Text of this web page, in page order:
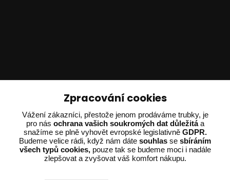
Technické poradenství
Ing. Adam Dvořák
+420 602 234 254
(Po-Pá 8:00 - 15:00)
potrebujiporadit@dvorak-karlik.cz
Zpracování cookies
Vážení zákazníci, přestože jenom prodáváme trubky, je
pro nás ochrana vašich soukromých dat důležitáa
snažíme se plně vyhovět evropské legislativně GDPR.
Budeme velice rádi, když nám dáte souhlas se sbíráním
všech typů cookies,pouze tak se budeme moci i nadále
zlepšovat a zvyšovat váš komfort nákupu.